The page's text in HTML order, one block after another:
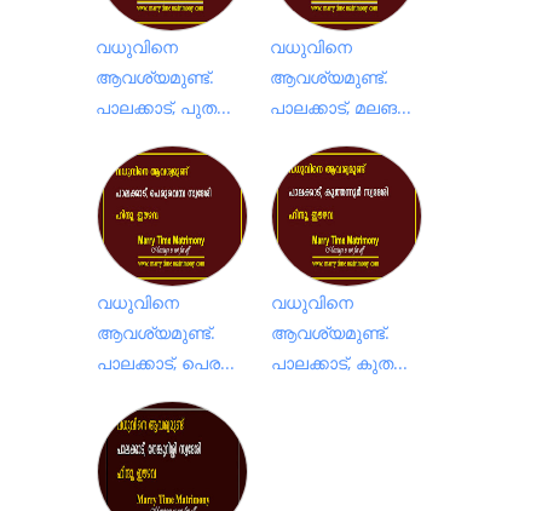
വധുവിനെ
ആവശ്യമുണ്ട്.
പാലക്കാട്, പുത...
വധുവിനെ
ആവശ്യമുണ്ട്.
പാലക്കാട്, മലങ...
വധുവിനെ
ആവശ്യമുണ്ട്.
പാലക്കാട്, പെര...
വധുവിനെ
ആവശ്യമുണ്ട്.
പാലക്കാട്, കുത...